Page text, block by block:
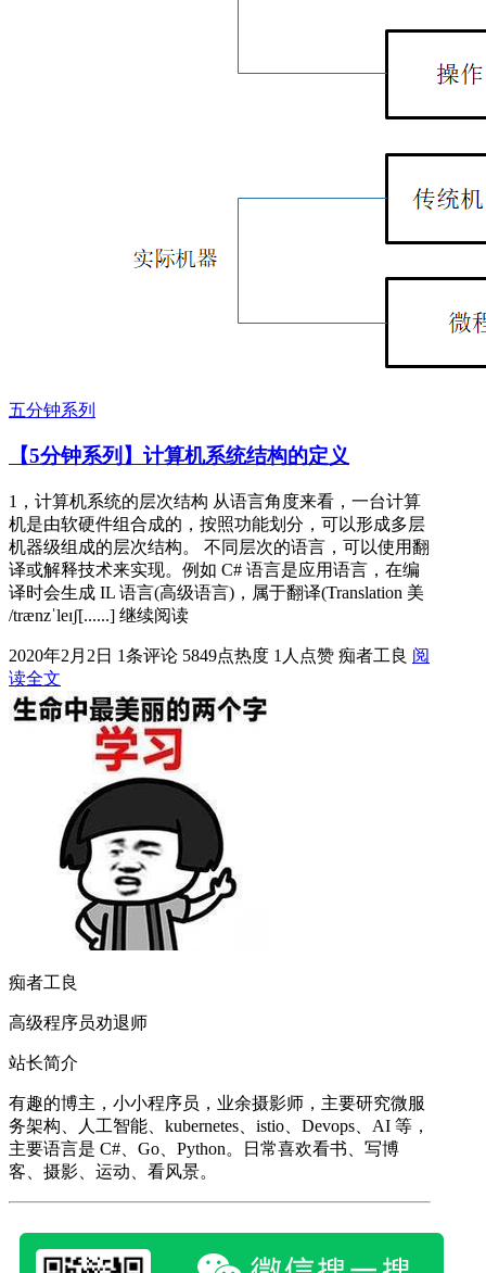
五分钟系列
【5分钟系列】计算机系统结构的定义
1，计算机系统的层次结构 从语言角度来看，一台计算
机是由软硬件组合成的，按照功能划分，可以形成多层
机器级组成的层次结构。 不同层次的语言，可以使用翻
译或解释技术来实现。例如 C# 语言是应用语言，在编
译时会生成 IL 语言(高级语言)，属于翻译(Translation 美
/trænzˈleɪʃ[......] 继续阅读
2020年2月2日 1条评论 5849点热度 1人点赞 痴者工良 阅
读全文
痴者工良
高级程序员劝退师
站长简介
有趣的博主，小小程序员，业余摄影师，主要研究微服
务架构、人工智能、kubernetes、istio、Devops、AI 等，
主要语言是 C#、Go、Python。日常喜欢看书、写博
客、摄影、运动、看风景。